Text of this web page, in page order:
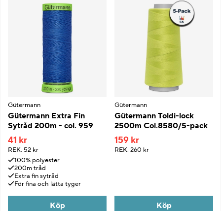
Gütermann
Gütermann Extra Fin
Sytråd 200m - col. 959
41 kr
REK. 52 kr
100% polyester
200m tråd
Extra fin sytråd
För fina och lätta tyger
Köp
Gütermann
Gütermann Toldi-lock
2500m Col.8580/5-pack
159 kr
REK. 260 kr
Köp